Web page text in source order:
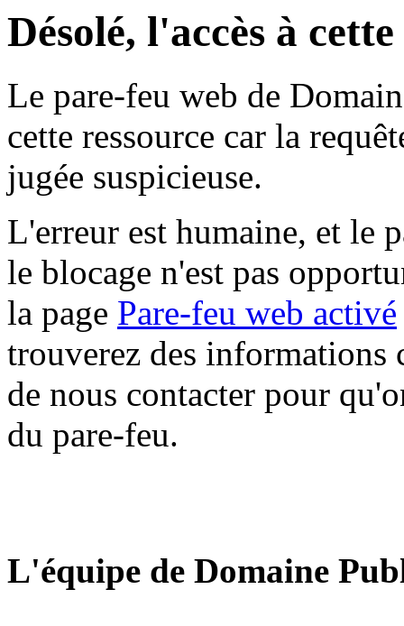
Désolé, l'accès à
Le pare-feu web de
cette ressource car la
jugée suspicieuse.
L'erreur est humaine, et le
le blocage n'est pas
la page Pare-feu web activé
trouverez des informations
de nous contacter pour
du pare-feu.
L'équipe de Domaine